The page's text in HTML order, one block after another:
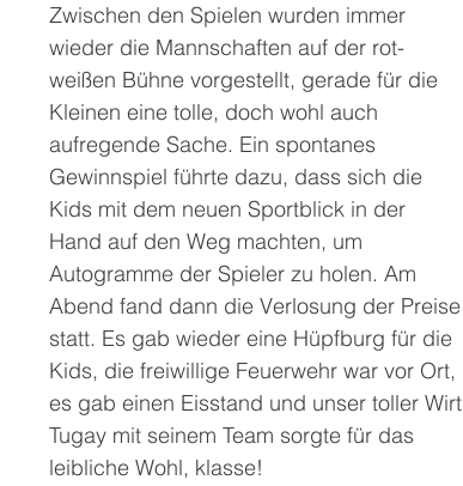
Zwischen den Spielen wurden immer
wieder die Mannschaften auf der rot-
weißen Bühne vorgestellt, gerade für die
Kleinen eine tolle, doch wohl auch
aufregende Sache. Ein spontanes
Gewinnspiel führte dazu, dass sich die
Kids mit dem neuen Sportblick in der
Hand auf den Weg machten, um
Autogramme der Spieler zu holen. Am
Abend fand dann die Verlosung der Preise
statt. Es gab wieder eine Hüpfburg für die
Kids, die freiwillige Feuerwehr war vor Ort,
es gab einen Eisstand und unser toller Wirt
Tugay mit seinem Team sorgte für das
leibliche Wohl, klasse!